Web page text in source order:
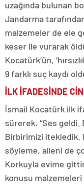
uzağında bulunan
Jandarma
malzemeler de ele
keser ile vurarak
Kocatürk’ün,
9 farklı suç kaydı
İLK İFADESİNDE
İsmail Kocatürk ilk
sürerek, “Ses geldi.
Birbirimizi itekledik.
söyleme, aileni de
Korkuyla evime
konusu